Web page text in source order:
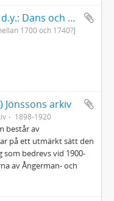
Anders von Düben d.y.: Dans och sångmelodier samt marscher etc., dels i gammal tabulatur, dels i fem-linjesystemets notskrift
1700 och 1740?]
Jönssons arkiv
1898-1920
består av
på ett utmärkt sätt den
bedrevs vid 1900-
av Ångerman- och